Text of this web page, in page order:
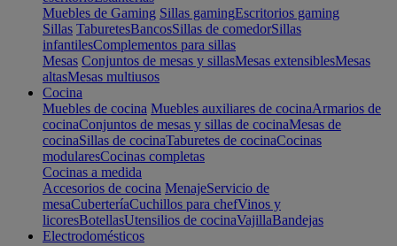
Muebles de Gaming Sillas gamingEscritorios gaming
Sillas TaburetesBancosSillas de comedorSillas
infantilesComplementos para sillas
Mesas Conjuntos de mesas y sillasMesas extensiblesMesas
altasMesas multiusos
Cocina
Muebles de cocina Muebles auxiliares de cocinaArmarios de
cocinaConjuntos de mesas y sillas de cocinaMesas de
cocinaSillas de cocinaTaburetes de cocinaCocinas
modularesCocinas completas
Cocinas a medida
Accesorios de cocina MenajeServicio de
mesaCuberteríaCuchillos para chefVinos y
licoresBotellasUtensilios de cocinaVajillaBandejas
Electrodomésticos